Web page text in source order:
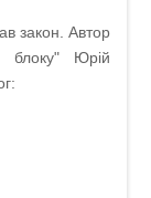
закон. Автор
блоку" Юрій